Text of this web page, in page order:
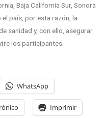
Baja California Sur, Sonora
país, por esta razón, la
sanidad y, con ello, asegurar
los participantes.
WhatsApp
Imprimir